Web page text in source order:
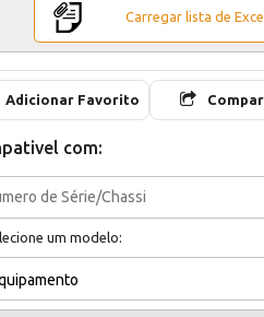
Carregar lista de
Adicionar Favorito
com:
um modelo: